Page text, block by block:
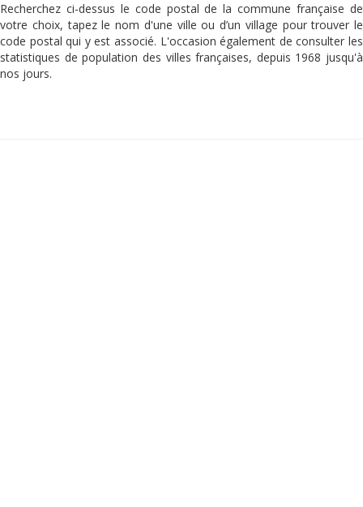
Recherchez ci-dessus le code postal de la commune française de
votre choix, tapez le nom d'une ville ou d’un village pour trouver le
code postal qui y est associé. L'occasion également de consulter les
statistiques de population des villes françaises, depuis 1968 jusqu'à
nos jours.